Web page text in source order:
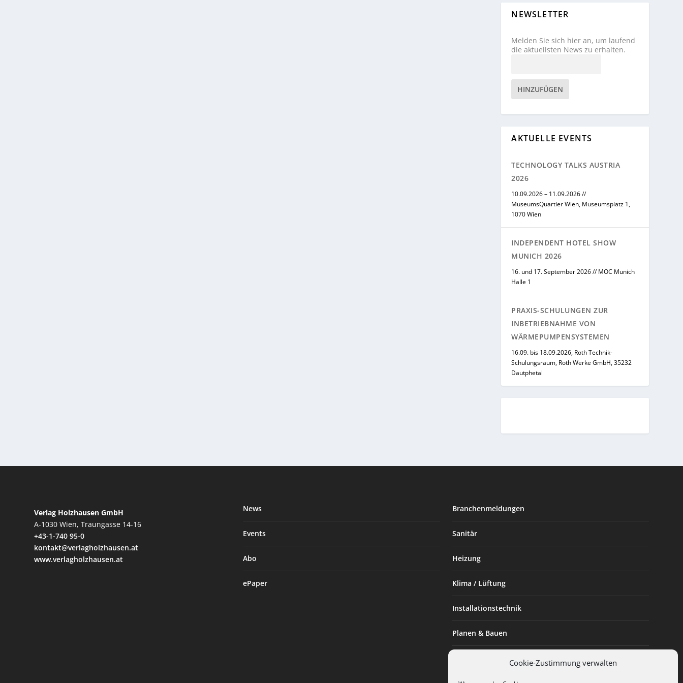
Cookie-Zustimmung verwalten
NEWSLETTER
Melden Sie sich hier an, um laufend
die aktuellsten News zu erhalten.
HINZUFÜGEN
AKTUELLE EVENTS
TECHNOLOGY TALKS AUSTRIA
2026
10.09.2026 – 11.09.2026 //
MuseumsQuartier Wien, Museumsplatz 1,
1070 Wien
INDEPENDENT HOTEL SHOW
MUNICH 2026
16. und 17. September 2026 // MOC Munich
Halle 1
PRAXIS-SCHULUNGEN ZUR
INBETRIEBNAHME VON
WÄRMEPUMPENSYSTEMEN
16.09. bis 18.09.2026, Roth Technik-
Schulungsraum, Roth Werke GmbH, 35232
Dautphetal
Verlag Holzhausen GmbH
A-1030 Wien, Traungasse 14-16
+43-1-740 95-0
kontakt@verlagholzhausen.at
www.verlagholzhausen.at
News
Events
Abo
ePaper
Branchenmeldungen
Sanitär
Heizung
Klima / Lüftung
Installationstechnik
Planen & Bauen